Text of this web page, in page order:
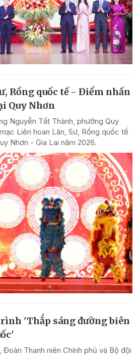
Rồng quốc tế - Điểm nhấn
Quy Nhơn
Nguyễn Tất Thành, phường Quy
Liên hoan Lân, Sư, Rồng quốc tế
Nhơn - Gia Lai năm 2026.
'Thắp sáng đường biên
Thanh niên Chính phủ và Bộ đội